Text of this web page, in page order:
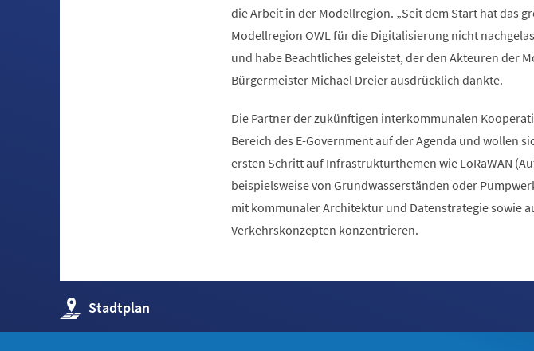
die Arbeit in der Modellregion. „Seit dem Start hat das
Modellregion OWL für die Digitalisierung nicht
und habe Beachtliches geleistet, der den Akteuren der
Bürgermeister Michael Dreier ausdrücklich dankte.
Die Partner der zukünftigen interkommunalen
Bereich des E-Government auf der Agenda und wollen
ersten Schritt auf Infrastrukturthemen wie LoRaWAN
beispielsweise von Grundwasserständen oder
mit kommunaler Architektur und Datenstrategie sowie
Verkehrskonzepten konzentrieren.
Stadtplan
(Öffnet
in
einem